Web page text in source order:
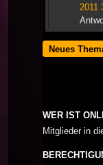
2011
Neues
WER IST
Mitglieder in